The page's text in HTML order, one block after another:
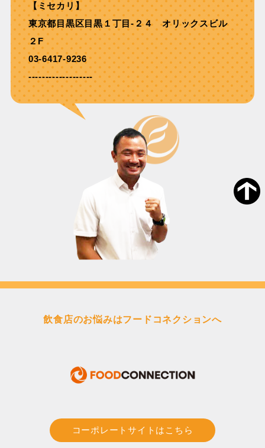
【ミセカリ】
東京都目黒区目黒１丁目-２４ オリックスビル
２F
03-6417-9236
-------------------
飲食店のお悩みはフードコネクションへ
コーポレートサイトはこちら